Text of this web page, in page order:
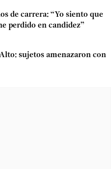
de carrera: “Yo siento que
perdido en candidez”
sujetos amenazaron con